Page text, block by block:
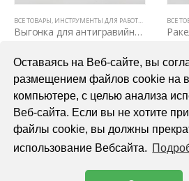
Оставаясь на Веб-сайте, вы
размещением файлов cookie на
компьютере, с целью анализа
Веб-сайта. Если вы не хотите
файлы cookie, вы должны
использование Вебсайта.
,РАКЕЛИ, ВЫГОНКИ И СГОНЫ
ВСЕ ТОВАРЫ, ИНСТРУМЕНТЫ ДЛЯ РАБОТЫ С ПЛЕНКАМИ
Выгонка для антигравийных ppf пленок трехслойная
В КОРЗИНУ
ВСЕ